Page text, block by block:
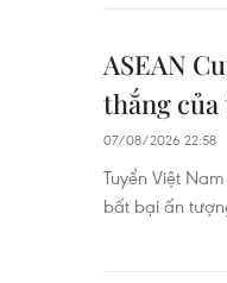
ASEAN
thắng của
07/08/2026 22:58
Tuyển Việt
bất bại ấn